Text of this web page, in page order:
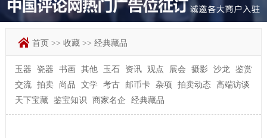
首页 >> 收藏 >> 经典藏品
玉器 瓷器 书画 其他 玉石 资讯 观点 展会 摄影 沙龙
鉴赏
交流
拍卖 尚品 文学 考古 邮币卡 杂项 拍卖动态
高端访谈
天下宝藏
鉴宝知识 商家名企 经典藏品